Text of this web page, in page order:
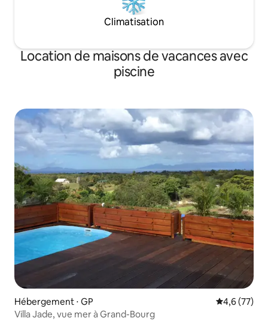
Climatisation
Location de maisons de vacances avec
piscine
Hébergement ⋅ GP Évaluation
4,6 (77)
Villa Jade, vue mer à Grand-Bourg